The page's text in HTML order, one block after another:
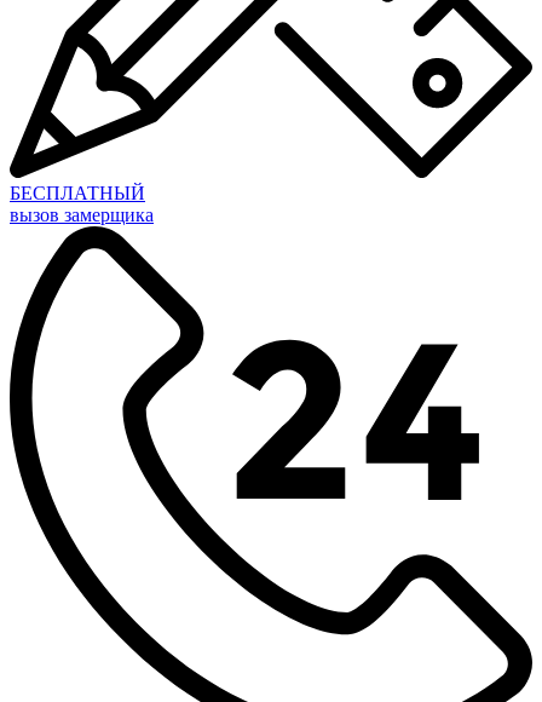
БЕСПЛАТНЫЙ
вызов замерщика